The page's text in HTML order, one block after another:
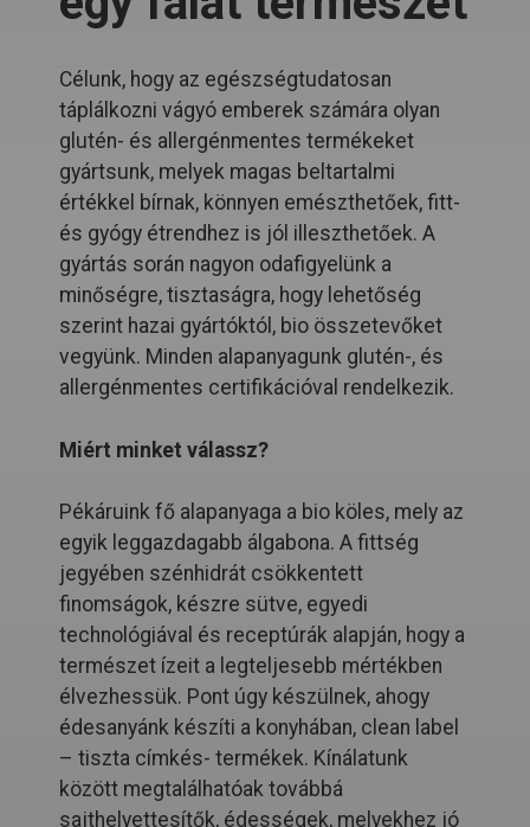
Célunk, hogy az egészségtudatosan
táplálkozni vágyó emberek számára olyan
glutén- és allergénmentes termékeket
gyártsunk, melyek magas beltartalmi
értékkel bírnak, könnyen emészthetőek, fitt-
és gyógy étrendhez is jól illeszthetőek. A
gyártás során nagyon odafigyelünk a
minőségre, tisztaságra, hogy lehetőség
szerint hazai gyártóktól, bio összetevőket
vegyünk. Minden alapanyagunk glutén-, és
allergénmentes certifikációval rendelkezik.
Miért minket válassz?
Pékáruink fő alapanyaga a bio köles, mely az
egyik leggazdagabb álgabona. A fittség
jegyében szénhidrát csökkentett
finomságok, készre sütve, egyedi
technológiával és receptúrák alapján, hogy a
természet ízeit a legteljesebb mértékben
élvezhessük. Pont úgy készülnek, ahogy
édesanyánk készíti a konyhában, clean label
– tiszta címkés- termékek. Kínálatunk
között megtalálhatóak továbbá
sajthelyettesítők, édességek, melyekhez jó